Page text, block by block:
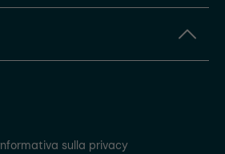
Informativa sulla privacy